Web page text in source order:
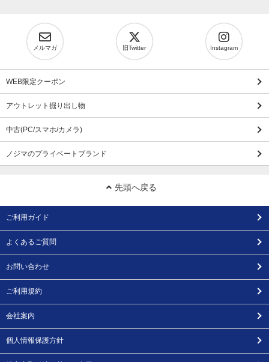
メルマガ 旧Twitter Instagram
WEB限定クーポン
アウトレット掘り出し物
中古(PC/スマホ/カメラ)
ノジマのプライベートブランド
先頭へ戻る
ご利用ガイド
よくあるご質問
お問い合わせ
ご利用規約
会社案内
個人情報保護方針